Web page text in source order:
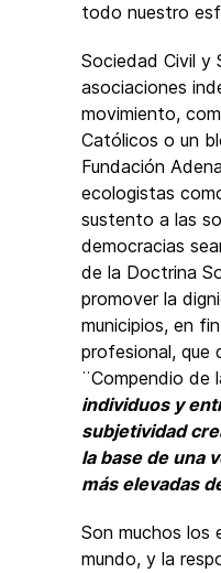
todo nuestro
Sociedad Civil y
asociaciones
movimiento,
Católicos o un
Fundación
ecologistas
sustento a las
democracias
de la Doctrina
promover la
municipios, en
profesional, que
¨Compendio de
individuos y
subjetividad
la base de una
más elevadas
Son muchos los
mundo, y la